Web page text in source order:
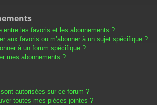
entre les favoris et les abonnements ?
aux favoris ou m’abonner à un sujet spécifique ?
à un forum spécifique ?
mes abonnements ?
autorisées sur ce forum ?
toutes mes pièces jointes ?